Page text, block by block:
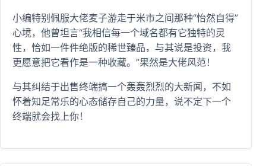
小编特别佩服大佬麦子游走于米市之间那种“怡然自得”
心境，他曾坦言“我相信每一个域名都有它独特的灵
性，恰如一件件绝版的稀世臻品，与其说是投资，我
更愿意把它看作是一种收藏。”果然是大佬风范！
与其纠结于出售终端搞一个轰轰烈烈的大新闻，不如
怀着知足常乐的心态储存自己的力量，说不定下一个
终端就会找上你！